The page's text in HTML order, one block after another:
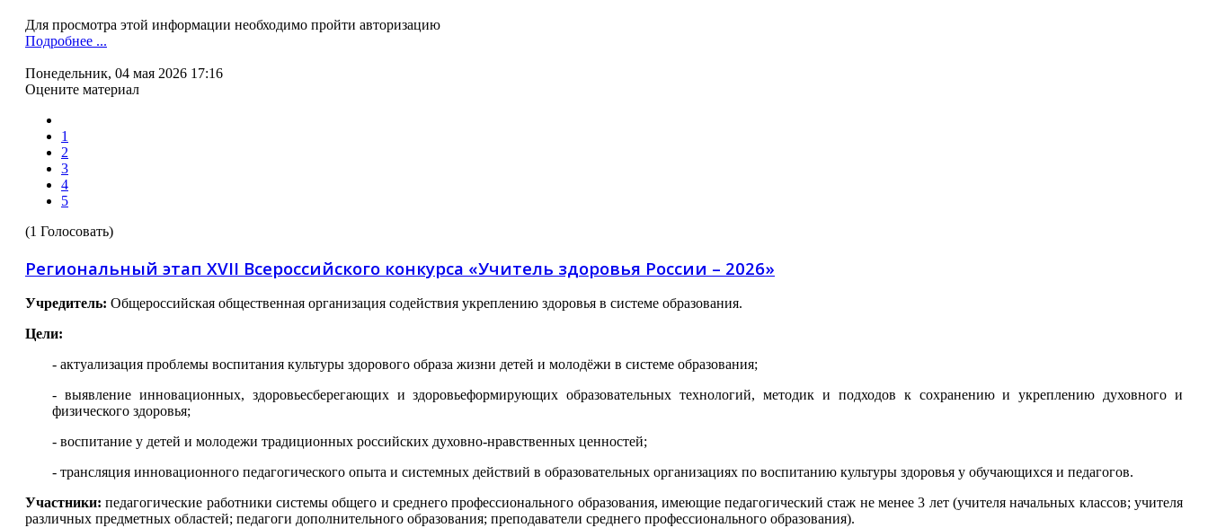
Для просмотра этой информации необходимо пройти авторизацию
Подробнее ...
Понедельник, 04 мая 2026 17:16
Оцените материал
1
2
3
4
5
(1 Голосовать)
Региональный этап XVII Всероссийского конкурса «Учитель здоровья России – 2026»
Учредитель: Общероссийская общественная организация содействия укреплению здоровья в системе образования.
Цели:
- актуализация проблемы воспитания культуры здорового образа жизни детей и молодёжи в системе образования;
- выявление инновационных, здоровьесберегающих и здоровьеформирующих образовательных технологий, методик и подходов к сохранению и укреплению духовного и
физического здоровья;
- воспитание у детей и молодежи традиционных российских духовно-нравственных ценностей;
- трансляция инновационного педагогического опыта и системных действий в образовательных организациях по воспитанию культуры здоровья у обучающихся и педагогов.
Участники: педагогические работники системы общего и среднего профессионального образования, имеющие педагогический стаж не менее 3 лет (учителя начальных классов; учителя
различных предметных областей; педагоги дополнительного образования; преподаватели среднего профессионального образования).